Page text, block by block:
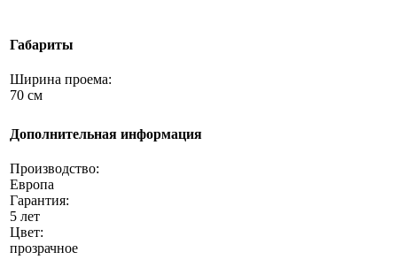
Габариты
Ширина проема:
70 см
Дополнительная информация
Производство:
Европа
Гарантия:
5 лет
Цвет:
прозрачное